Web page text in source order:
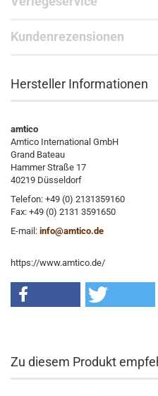
Kundenrezensionen
Hersteller Informationen
amtico
Amtico International GmbH
Grand Bateau
Hammer Straße 17
40219 Düsseldorf
Telefon: +49 (0) 2131359160
Fax: +49 (0) 2131 3591650
E-mail: info@amtico.de
https://www.amtico.de/
Zu diesem Produkt